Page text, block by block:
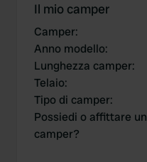
Il mio camper
Camper:
Anno modello:
Lunghezza camper:
Telaio:
Tipo di camper:
Possiedi o affittare un
camper?